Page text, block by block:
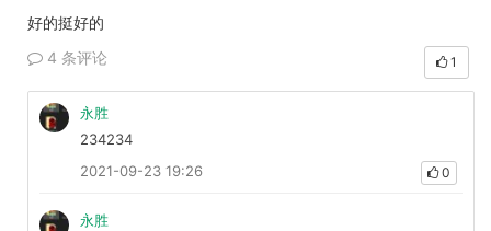
好的挺好的
4 条评论
1
永胜
234234
2021-09-23 19:26
0
永胜